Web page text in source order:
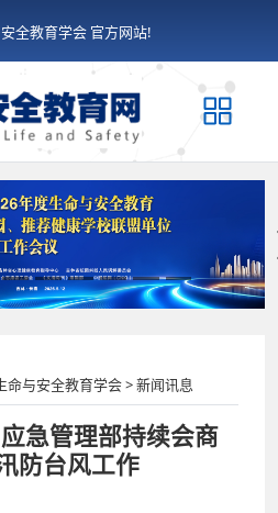
全教育学会 官方网站!
命与安全教育学会 > 新闻讯息
急管理部持续会商
防台风工作